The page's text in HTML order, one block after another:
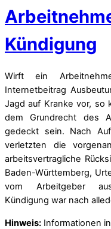
Kündigung
Wirft ein
Internetbeitrag
Jagd auf Kranke vor, so
dem Grundrecht des
gedeckt sein. Nach
verletzten die
arbeitsvertragliche
Baden-Württemberg,
vom Arbeitgeber
Kündigung war nach
Hinweis: Informationen